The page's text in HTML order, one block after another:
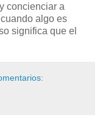
concienciar a
algo es
significa que el